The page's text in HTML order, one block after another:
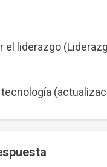
el liderazgo